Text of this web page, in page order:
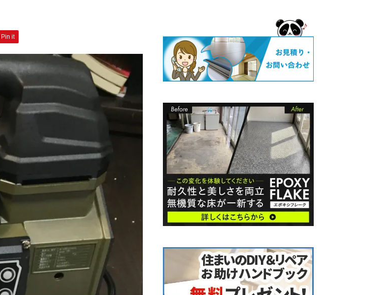
Pin it